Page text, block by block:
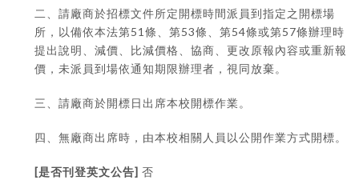
二、請廠商於招標文件所定開標時間派員到指定之開標場
所，以備依本法第51條、第53條、第54條或第57條辦理時
提出說明、減價、比減價格、協商、更改原報內容或重新報
價，未派員到場依通知期限辦理者，視同放棄。
三、請廠商於開標日出席本校開標作業。
四、無廠商出席時，由本校相關人員以公開作業方式開標。
[是否刊登英文公告] 否